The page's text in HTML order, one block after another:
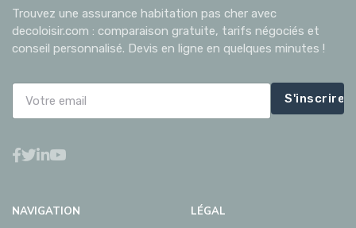
Trouvez une assurance habitation pas cher avec
decoloisir.com : comparaison gratuite, tarifs négociés et
conseil personnalisé. Devis en ligne en quelques minutes !
S'inscrire
NAVIGATION LÉGAL